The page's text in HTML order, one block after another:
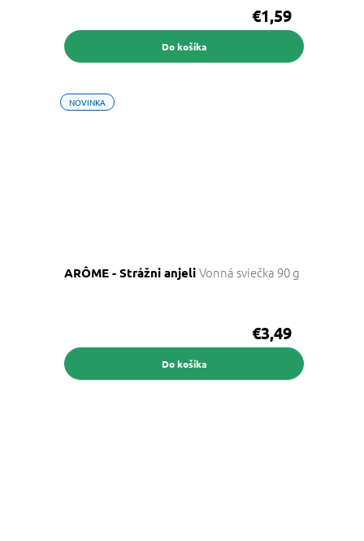
€1,59
Do košíka
NOVINKA
ARÔME - Strážni anjeli Vonná sviečka 90 g
€3,49
Do košíka